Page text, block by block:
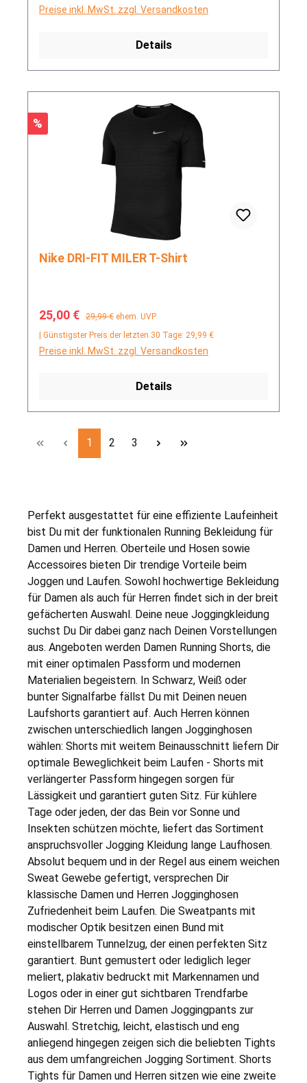
Preise inkl. MwSt. zzgl. Versandkosten
Details
Rabatt
%
Nike DRI-FIT MILER T-Shirt
Verkaufspreis:
25,00 € Regulärer Preis:
29,99 € ehem. UVP
| Günstigster Preis der letzten 30 Tage: 29,99 €
Preise inkl. MwSt. zzgl. Versandkosten
Details
Seite
1 Seite
2 Seite
3
Perfekt ausgestattet für eine effiziente Laufeinheit
bist Du mit der funktionalen Running Bekleidung für
Damen und Herren. Oberteile und Hosen sowie
Accessoires bieten Dir trendige Vorteile beim
Joggen und Laufen. Sowohl hochwertige Bekleidung
für Damen als auch für Herren findet sich in der breit
gefächerten Auswahl. Deine neue Joggingkleidung
suchst Du Dir dabei ganz nach Deinen Vorstellungen
aus. Angeboten werden Damen Running Shorts, die
mit einer optimalen Passform und modernen
Materialien begeistern. In Schwarz, Weiß oder
bunter Signalfarbe fällst Du mit Deinen neuen
Laufshorts garantiert auf. Auch Herren können
zwischen unterschiedlich langen Jogginghosen
wählen: Shorts mit weitem Beinausschnitt liefern Dir
optimale Beweglichkeit beim Laufen - Shorts mit
verlängerter Passform hingegen sorgen für
Lässigkeit und garantiert guten Sitz. Für kühlere
Tage oder jeden, der das Bein vor Sonne und
Insekten schützen möchte, liefert das Sortiment
anspruchsvoller Jogging Kleidung lange Laufhosen.
Absolut bequem und in der Regel aus einem weichen
Sweat Gewebe gefertigt, versprechen Dir
klassische Damen und Herren Jogginghosen
Zufriedenheit beim Laufen. Die Sweatpants mit
modischer Optik besitzen einen Bund mit
einstellbarem Tunnelzug, der einen perfekten Sitz
garantiert. Bunt gemustert oder lediglich leger
meliert, plakativ bedruckt mit Markennamen und
Logos oder in einer gut sichtbaren Trendfarbe
stehen Dir Herren und Damen Joggingpants zur
Auswahl. Stretchig, leicht, elastisch und eng
anliegend hingegen zeigen sich die beliebten Tights
aus dem umfangreichen Jogging Sortiment. Shorts
Tights für Damen und Herren sitzen wie eine zweite